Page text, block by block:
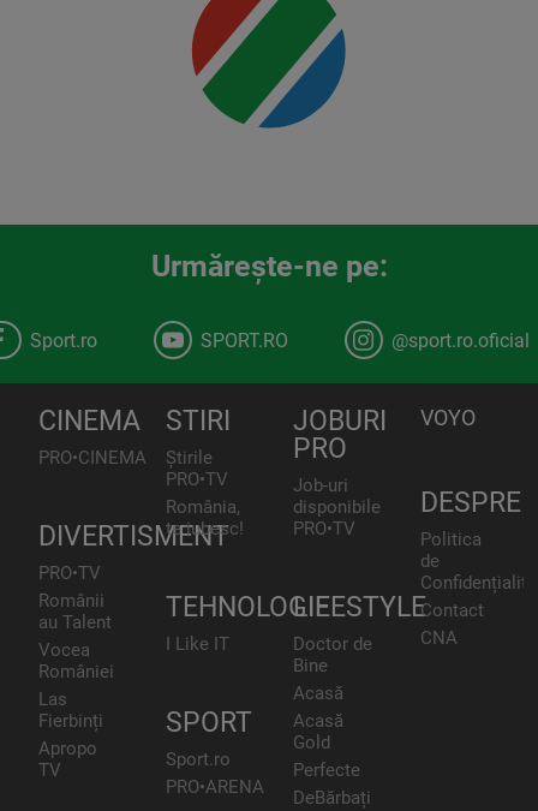
Urmăreşte-ne pe:
Sport.ro SPORT.RO @sport.ro.oficial
CINEMA
PRO•CINEMA
DIVERTISMENT
PRO•TV
Românii
au Talent
Vocea
României
Las
Fierbinți
Apropo
TV
STIRI
Știrile
PRO•TV
România,
te iubesc!
TEHNOLOGIE
I Like IT
SPORT
Sport.ro
PRO•ARENA
JOBURI
PRO
Job-uri
disponibile
PRO•TV
LIFESTYLE
Doctor de
Bine
Acasă
Acasă
Gold
Perfecte
DeBărbați
VOYO
DESPRE
Politica
de
Contact
CNA